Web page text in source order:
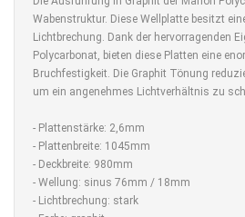
Wabenstruktur. Diese Wellplatte besitzt
Lichtbrechung. Dank der hervorragenden
Polycarbonat, bieten diese Platten eine
Bruchfestigkeit. Die Graphit Tönung
um ein angenehmes Lichtverhältnis zu
- Plattenstärke: 2,6mm
- Plattenbreite: 1045mm
- Deckbreite: 980mm
- Wellung: sinus 76mm / 18mm
- Lichtbrechung: stark